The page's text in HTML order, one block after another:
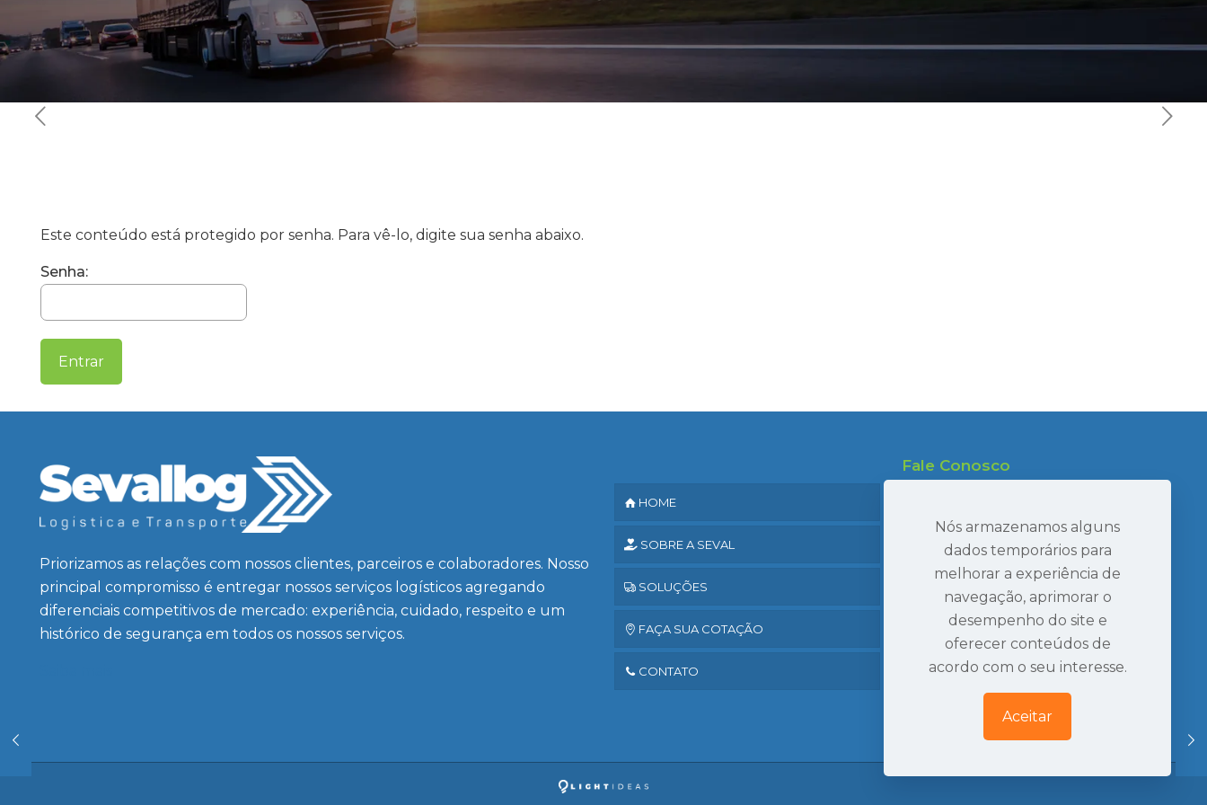
Este conteúdo está protegido por senha. Para vê-lo, digite sua senha abaixo.
Senha:
Priorizamos as relações com nossos clientes, parceiros e colaboradores. Nosso
principal compromisso é entregar nossos serviços logísticos agregando
diferenciais competitivos de mercado: experiência, cuidado, respeito e um
histórico de segurança em todos os nossos serviços.
HOME
SOBRE A SEVAL
SOLUÇÕES
FAÇA SUA COTAÇÃO
CONTATO
Fale Conosco
47 3407-2269
seval@sevaltransportes.com.br
Rod. dos Móveis, 2060, Sala 05
Mato Preto, São Bento do Sul | SC
Ver Localização
Nós armazenamos alguns
dados temporários para
melhorar a experiência de
navegação, aprimorar o
desempenho do site e
oferecer conteúdos de
acordo com o seu interesse.
Aceitar